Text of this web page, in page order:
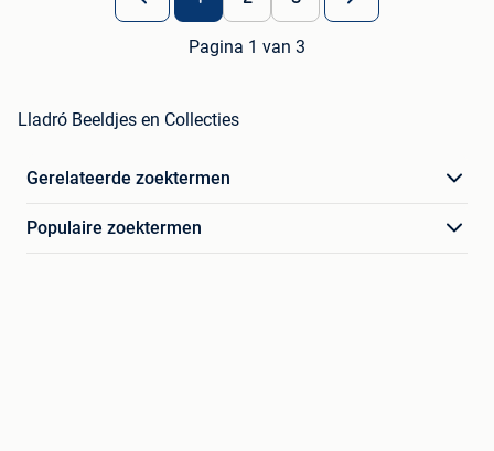
Pagina 1 van 3
Lladró Beeldjes en Collecties
Gerelateerde zoektermen
Populaire zoektermen